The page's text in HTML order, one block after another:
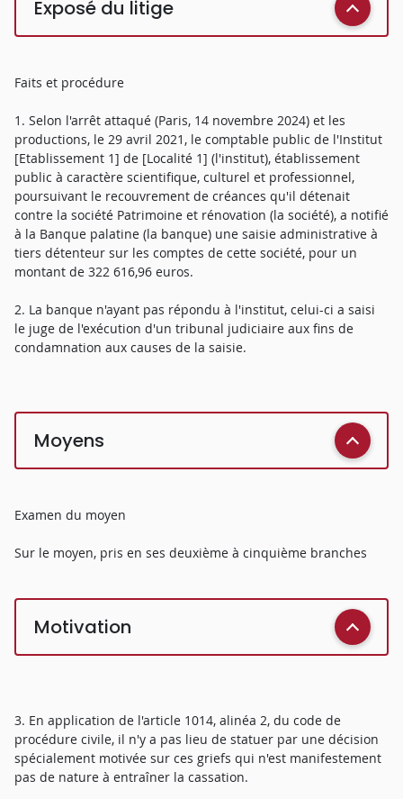
Exposé du litige
Faits et procédure
1. Selon l'arrêt attaqué (Paris, 14 novembre 2024) et les
productions, le 29 avril 2021, le comptable public de l'Institut
[Etablissement 1] de [Localité 1] (l'institut), établissement
public à caractère scientifique, culturel et professionnel,
poursuivant le recouvrement de créances qu'il détenait
contre la société Patrimoine et rénovation (la société), a notifié
à la Banque palatine (la banque) une saisie administrative à
tiers détenteur sur les comptes de cette société, pour un
montant de 322 616,96 euros.
2. La banque n'ayant pas répondu à l'institut, celui-ci a saisi
le juge de l'exécution d'un tribunal judiciaire aux fins de
condamnation aux causes de la saisie.
Moyens
Examen du moyen
Sur le moyen, pris en ses deuxième à cinquième branches
Motivation
3. En application de l'article 1014, alinéa 2, du code de
procédure civile, il n'y a pas lieu de statuer par une décision
spécialement motivée sur ces griefs qui n'est manifestement
pas de nature à entraîner la cassation.